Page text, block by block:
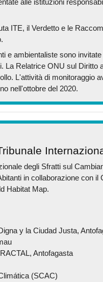
ITE, il Verdetto e le
e ambientaliste sono
La Relatrice ONU sul Diritto
L'attività di monitoraggio
nell'ottobre del 2020.
degli Sfratti sul
in collaborazione con
Habitat Map.
y la Ciudad Justa,
Antofagasta
(SCAC)